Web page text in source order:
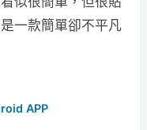
一款簡單卻不平凡
APP